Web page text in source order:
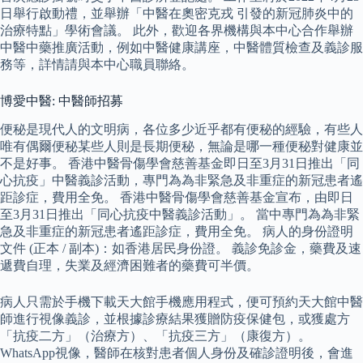
日舉行啟動禮，並舉辦「中醫在奧密克戎 引發的新冠肺炎中的
治療特點」學術會議。 此外，歡迎各界機構與本中心合作舉辦
中醫中藥推廣活動，例如中醫健康講座，中醫體質檢查及義診服
務等，詳情請與本中心職員聯絡。
博愛中醫: 中醫師招募
便秘是現代人的文明病，各位多少近乎都有便秘的經驗，有些人
唯有偶爾便秘某些人則是長期便秘，無論是哪一種便秘對健康並
不是好事。 香港中醫骨傷學會慈善基金即日至3月31日推出「同
心抗疫」中醫義診活動，專門為為非緊急及非重症的新冠患者遙
距診症，費用全免。 香港中醫骨傷學會慈善基金宣布，由即日
至3月31日推出「同心抗疫中醫義診活動」。 當中專門為為非緊
急及非重症的新冠患者遙距診症，費用全免。 病人的身份證明
文件 (正本 / 副本)：如香港居民身份證。 義診免診金，藥費及速
遞費自理，失業及經濟困難者的藥費可半價。
病人只需於手機下載天大館手機應用程式，便可預約天大館中醫
師進行視像義診，並根據診療結果獲贈防疫保健包，或獲處方
「抗疫二方」（治療方）、「抗疫三方」（康復方）。
WhatsApp視像，醫師在核對患者個人身份及確診證明後，會進